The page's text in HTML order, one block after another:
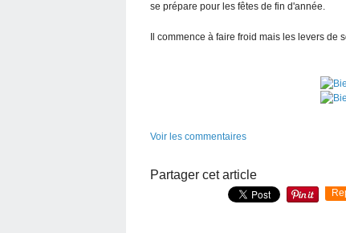
se prépare pour les fêtes de fin d'année.
Il commence à faire froid mais les levers de
Voir les commentaires
Partager cet article